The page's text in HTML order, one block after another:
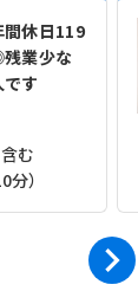
間休日119
業少な
す
む
）